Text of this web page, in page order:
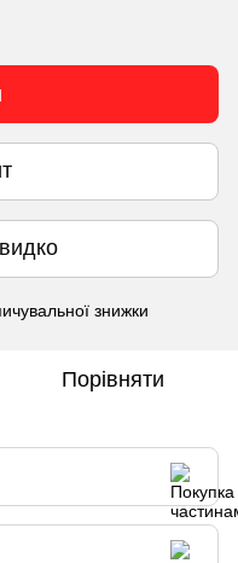
знижки
Порівняти